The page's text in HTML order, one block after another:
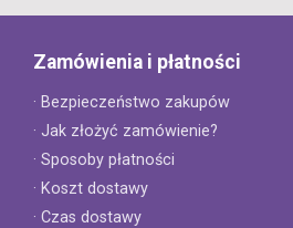
Zamówienia i płatności
· Bezpieczeństwo zakupów
· Jak złożyć zamówienie?
· Sposoby płatności
· Koszt dostawy
· Czas dostawy